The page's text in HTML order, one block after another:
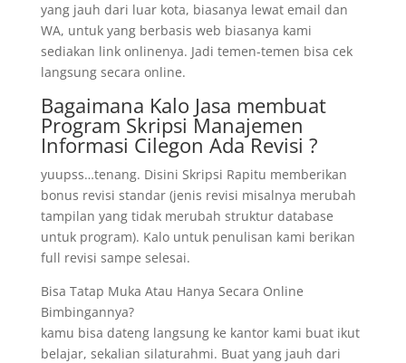
yang jauh dari luar kota, biasanya lewat email dan
WA, untuk yang berbasis web biasanya kami
sediakan link onlinenya. Jadi temen-temen bisa cek
langsung secara online.
Bagaimana Kalo Jasa membuat
Program Skripsi Manajemen
Informasi Cilegon Ada Revisi ?
yuupss…tenang. Disini Skripsi Rapitu memberikan
bonus revisi standar (jenis revisi misalnya merubah
tampilan yang tidak merubah struktur database
untuk program). Kalo untuk penulisan kami berikan
full revisi sampe selesai.
Bisa Tatap Muka Atau Hanya Secara Online
Bimbingannya?
kamu bisa dateng langsung ke kantor kami buat ikut
belajar, sekalian silaturahmi. Buat yang jauh dari